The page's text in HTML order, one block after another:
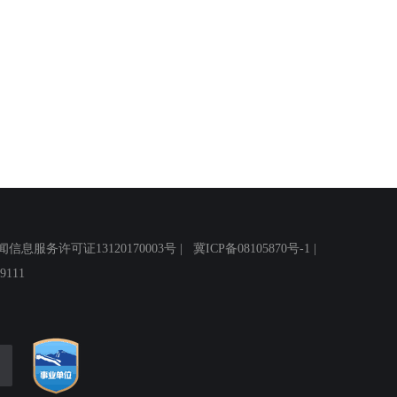
息服务许可证13120170003号 | 冀ICP备08105870号-1 |